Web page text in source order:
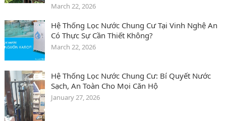
March 22, 2026
Hệ Thống Lọc Nước Chung Cư Tại Vinh Nghệ An
Có Thực Sự Cần Thiết Không?
March 22, 2026
Hệ Thống Lọc Nước Chung Cư: Bí Quyết Nước
Sạch, An Toàn Cho Mọi Căn Hộ
January 27, 2026